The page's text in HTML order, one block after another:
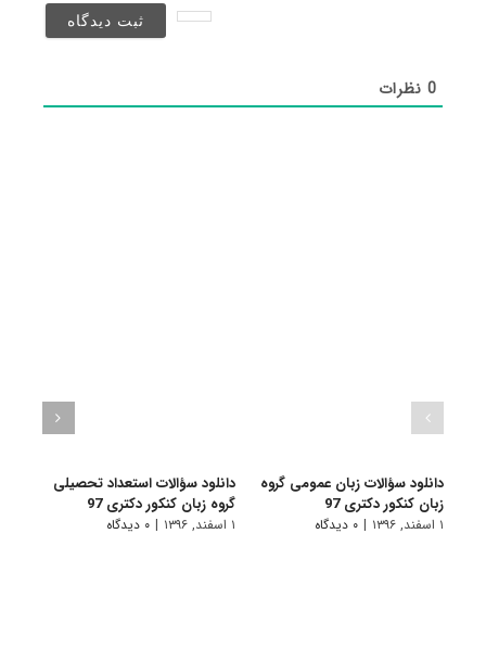
0نظرات
دانلود سؤالات زبان عمومی گروه
زبان کنکور دکتری 97
۱ اسفند, ۱۳۹۶ | ۰ دیدگاه
دانلود سؤالات استعداد تحصیلی
گروه زبان کنکور دکتری 97
۱ اسفند, ۱۳۹۶ | ۰ دیدگاه